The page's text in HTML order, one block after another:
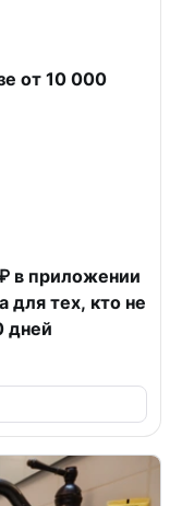
от 10 000
в приложении
для тех, кто не
дней